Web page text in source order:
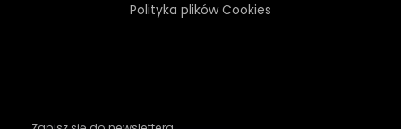
Polityka plików Cookies